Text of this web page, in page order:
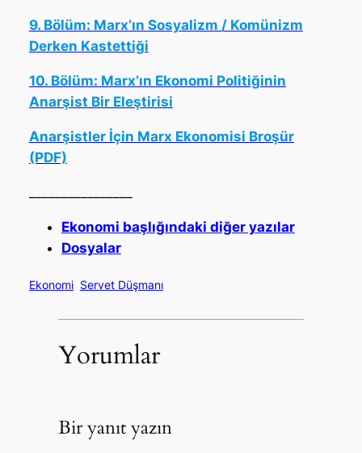
9. Bölüm: Marx’ın Sosyalizm / Komünizm
Derken Kastettiği
10. Bölüm: Marx’ın Ekonomi Politiğinin
Anarşist Bir Eleştirisi
Anarşistler İçin Marx Ekonomisi Broşür
(PDF)
Ekonomi başlığındaki diğer yazılar
Dosyalar
Ekonomi Servet Düşmanı
Yorumlar
Bir yanıt yazın